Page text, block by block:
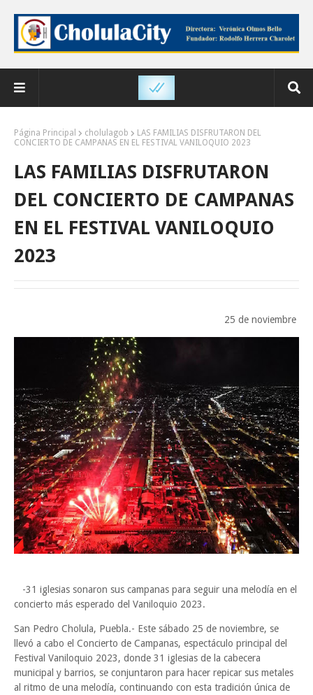
Página Principal cholulagob
LAS FAMILIAS DISFRUTARON DEL
CONCIERTO DE CAMPANAS EN EL FESTIVAL VANILOQUIO 2023
LAS FAMILIAS DISFRUTARON
DEL CONCIERTO DE CAMPANAS
EN EL FESTIVAL VANILOQUIO
2023
25 de noviembre
-31 iglesias sonaron sus campanas para seguir una melodía en el
concierto más esperado del Vaniloquio 2023.
San Pedro Cholula, Puebla.- Este sábado 25 de noviembre, se
llevó a cabo el Concierto de Campanas, espectáculo principal del
Festival Vaniloquio 2023, donde 31 iglesias de la cabecera
municipal y barrios, se conjuntaron para hacer repicar sus metales
al ritmo de una melodía, continuando con esta tradición única de